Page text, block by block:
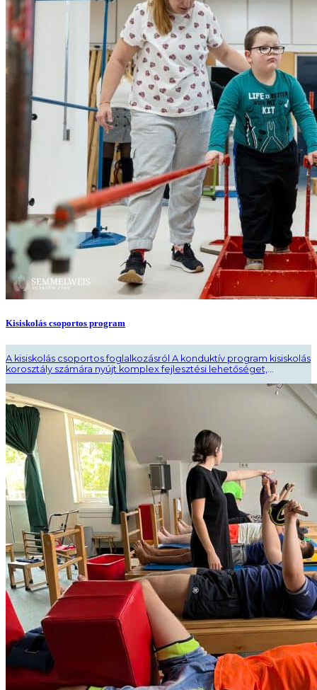
Kisiskolás csoportos program
A kisiskolás csoportos foglalkozásról A konduktív program kisiskolás
korosztály számára nyújt komplex fejlesztési lehetőséget,
érintettséggel élő gyermekek önállóságának, aktív részvételének
és mindennapi életben való sikeres helytállásának támogatása. A
csoportok kialakítása során figyelembe vesszük a gyermekek
életkorát, aktuális képességeit és egyéni fejlesztési szükségleteit
annak érdekében, hogy minden résztvevő ..